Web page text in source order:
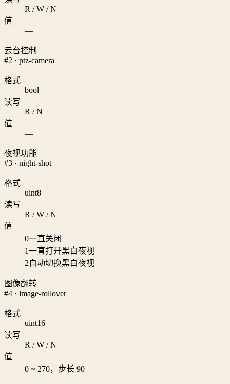
R / W / N
值
—
云台控制
#2 · ptz-camera
格式
bool
读写
R / N
值
—
夜视功能
#3 · night-shot
格式
uint8
读写
R / W / N
值
0一直关闭
1一直打开黑白夜视
2自动切换黑白夜视
图像翻转
#4 · image-rollover
格式
uint16
读写
R / W / N
值
0 ~ 270，步长 90